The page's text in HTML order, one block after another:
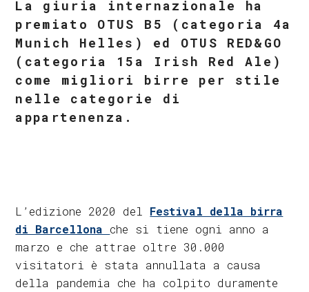
La giuria internazionale ha
premiato OTUS B5 (categoria 4a
Munich Helles) ed OTUS RED&GO
(categoria 15a Irish Red Ale)
come migliori birre per stile
nelle categorie di
appartenenza.
L’edizione 2020 del Festival della birra
di Barcellona che si tiene ogni anno a
marzo e che attrae oltre 30.000
visitatori è stata annullata a causa
della pandemia che ha colpito duramente